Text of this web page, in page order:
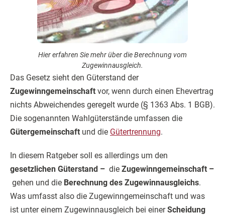
Hier erfahren Sie mehr über die Berechnung vom
Zugewinnausgleich.
Das Gesetz sieht den Güterstand der
Zugewinngemeinschaft vor, wenn durch einen Ehevertrag
nichts Abweichendes geregelt wurde (§ 1363 Abs. 1 BGB).
Die sogenannten Wahlgüterstände umfassen die
Gütergemeinschaft und die Gütertrennung.
In diesem Ratgeber soll es allerdings um den
gesetzlichen Güterstand – die Zugewinngemeinschaft –
gehen und die Berechnung des Zugewinnausgleichs.
Was umfasst also die Zugewinngemeinschaft und was
ist unter einem Zugewinnausgleich bei einerScheidung